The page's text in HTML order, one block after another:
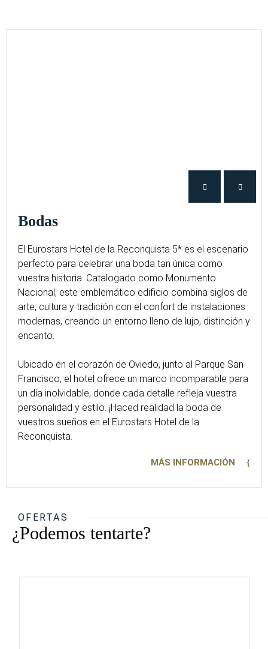
Bodas
El Eurostars Hotel de la Reconquista 5* es el escenario
perfecto para celebrar una boda tan única como
vuestra historia. Catalogado como Monumento
Nacional, este emblemático edificio combina siglos de
arte, cultura y tradición con el confort de instalaciones
modernas, creando un entorno lleno de lujo, distinción y
encanto.
Ubicado en el corazón de Oviedo, junto al Parque San
Francisco, el hotel ofrece un marco incomparable para
un día inolvidable, donde cada detalle refleja vuestra
personalidad y estilo. ¡Haced realidad la boda de
vuestros sueños en el Eurostars Hotel de la
Reconquista.
MÁS INFORMACIÓN
OFERTAS
¿Podemos tentarte?